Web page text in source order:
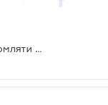
Про порушення ПДР можна буде повідомляти через додаток